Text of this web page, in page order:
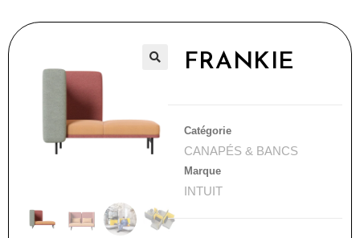
FRANKIE
Catégorie
CANAPÉS & BANCS
Marque
INTUIT